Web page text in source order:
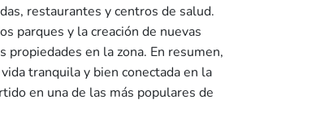
restaurantes y centros de salud.
parques y la creación de nuevas
en la zona. En resumen,
tranquila y bien conectada en la
en una de las más populares de